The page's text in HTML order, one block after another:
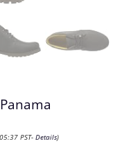
PST- Details)